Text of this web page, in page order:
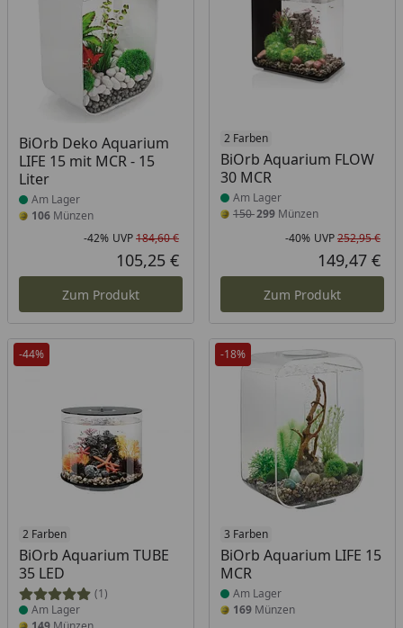
BiOrb Deko Aquarium
LIFE 15 mit MCR - 15
Liter
Produkt am Lager
Am Lager
106 Münzen
Rabatt in Prozent
-42%
Ursprünglicher Preis
UVP184,60 €
Aktueller Preis
105,25 €
Zum Produkt
2 Farben
BiOrb Aquarium FLOW
30 MCR
Produkt am Lager
Am Lager
150299Münzen
-40% UVP252,95 €
149,47 €
Zum Produkt
-44%
2 Farben
BiOrb Aquarium TUBE
35 LED
(1)
Produkt am Lager
Am Lager
-18%
3 Farben
BiOrb Aquarium LIFE 15
MCR
Produkt am Lager
Am Lager
169Münzen